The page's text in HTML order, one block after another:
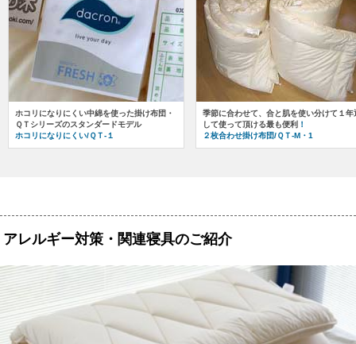
ホコリになりにくい中綿を使った掛け布団・
ＱＴシリーズのスタンダードモデル
ホコリになりにくい/ＱＴ-１
季節に合わせて、合と肌を使い分けて１年
して使って頂ける最も便利 ！
２枚合わせ掛け布団/ＱＴ-M・1
アレルギー対策・関連寝具のご紹介